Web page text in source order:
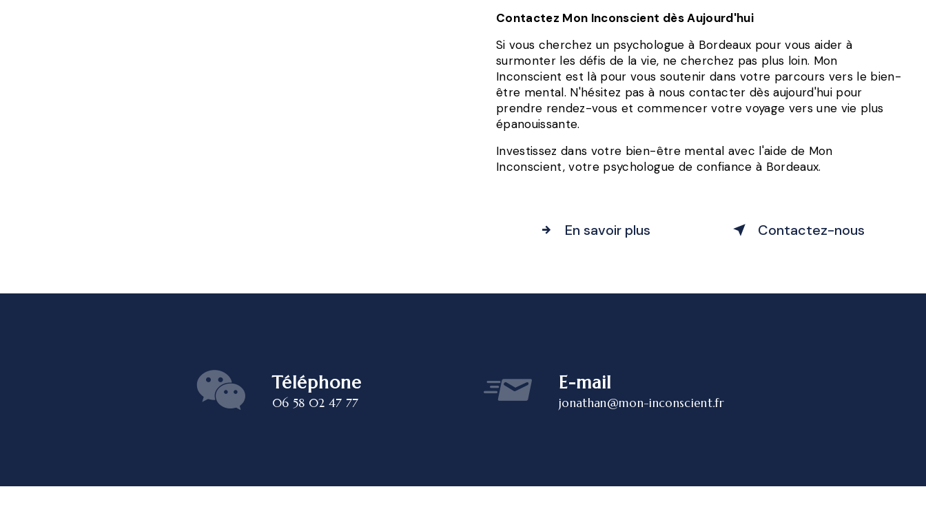
Contactez Mon Inconscient dès Aujourd'hui
Si vous cherchez un psychologue à Bordeaux pour vous aider à
surmonter les défis de la vie, ne cherchez pas plus loin. Mon
Inconscient est là pour vous soutenir dans votre parcours vers le bien-
être mental. N'hésitez pas à nous contacter dès aujourd'hui pour
prendre rendez-vous et commencer votre voyage vers une vie plus
épanouissante.
Investissez dans votre bien-être mental avec l'aide de Mon
Inconscient, votre psychologue de confiance à Bordeaux.
En savoir plus Contactez-nous
Téléphone
06 58 02 47 77
E-mail
jonathan@mon-inconscient.fr